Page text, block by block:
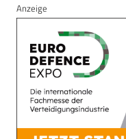
Anzeige